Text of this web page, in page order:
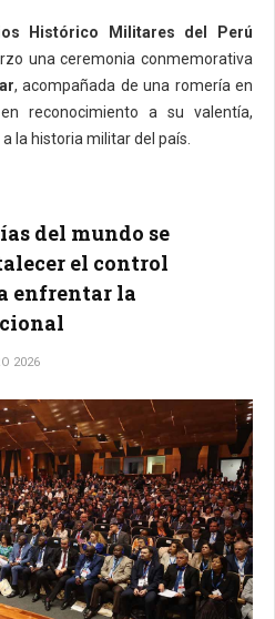
Histórico Militares del Perú
una ceremonia conmemorativa
, acompañada de una romería en
reconocimiento a su valentía,
la historia militar del país.
del mundo se
el control
enfrentar la
2026